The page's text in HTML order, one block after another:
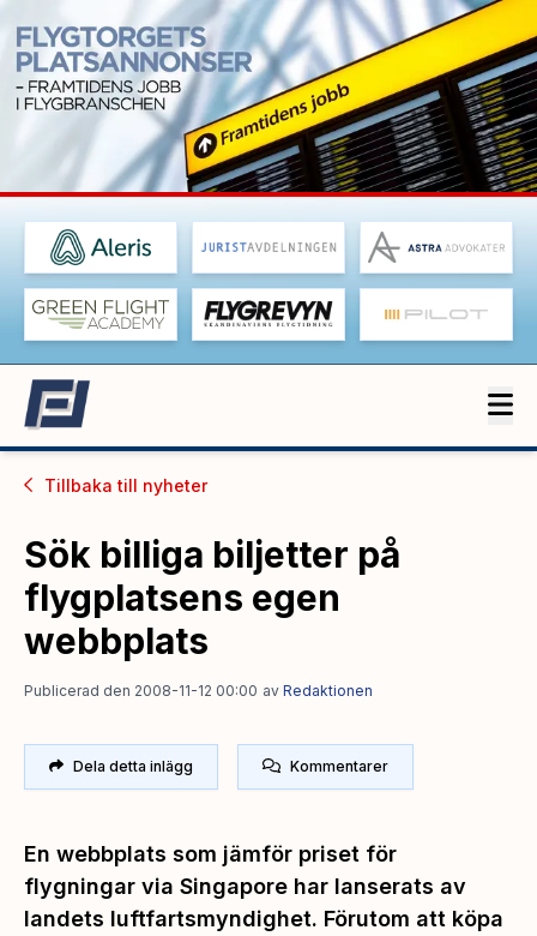
Tillbaka till nyheter
Sök billiga biljetter på
flygplatsens egen
webbplats
Publicerad den 2008-11-12 00:00 av Redaktionen
Dela detta inlägg Kommentarer
En webbplats som jämför priset för
flygningar via Singapore har lanserats av
landets luftfartsmyndighet. Förutom att köpa